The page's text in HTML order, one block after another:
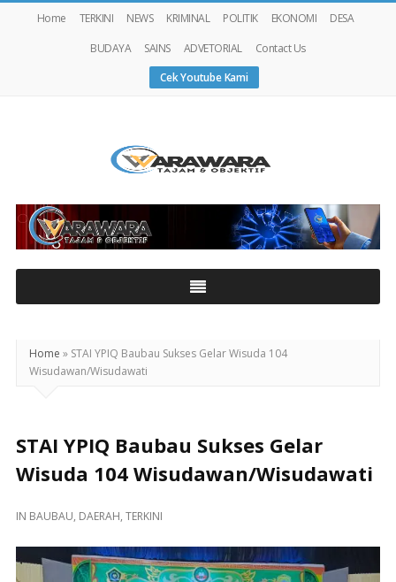
Home TERKINI NEWS KRIMINAL POLITIK EKONOMI
DESA
BUDAYA
SAINS ADVETORIAL
Contact Us
Cek Youtube Kami
Home » STAI YPIQ Baubau Sukses Gelar Wisuda 104
Wisudawan/Wisudawati
STAI YPIQ Baubau Sukses Gelar
Wisuda 104 Wisudawan/Wisudawati
IN BAUBAU, DAERAH, TERKINI